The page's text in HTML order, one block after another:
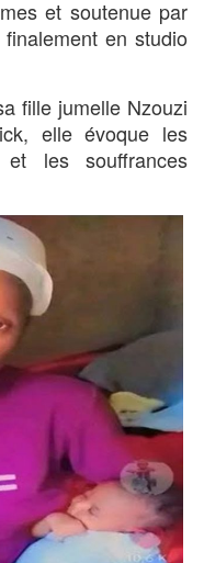
et soutenue par
en studio
fille jumelle Nzouzi
elle évoque les
et les souffrances